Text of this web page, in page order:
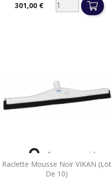
Prix301,00 €
Raclette Mousse Noir VIKAN (lot
De 10)
 Aperçu rapide